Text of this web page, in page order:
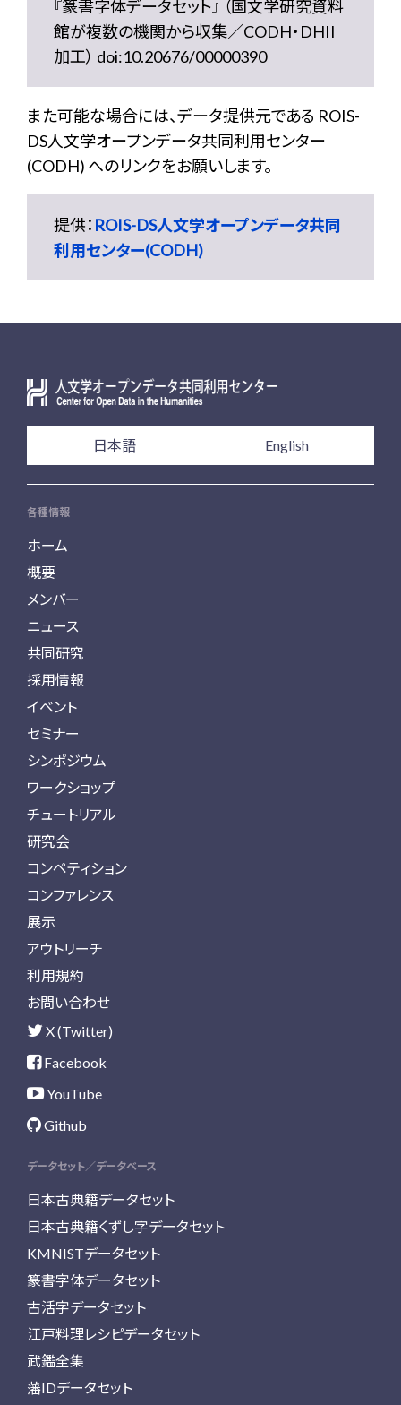
『篆書字体データセット』 （国文学研究資料
館が複数の機関から収集／CODH・DHII
加工） doi:10.20676/00000390
また可能な場合には、データ提供元である ROIS-
DS人文学オープンデータ共同利用センター
(CODH) へのリンクをお願いします。
提供： ROIS-DS人文学オープンデータ共同
利用センター(CODH)
日本語 English
各種情報
ホーム
概要
メンバー
ニュース
共同研究
採用情報
イベント
セミナー
シンポジウム
ワークショップ
チュートリアル
研究会
コンペティション
コンファレンス
展示
アウトリーチ
利用規約
お問い合わせ
X (Twitter)
Facebook
YouTube
Github
データセット／データベース
日本古典籍データセット
日本古典籍くずし字データセット
KMNISTデータセット
篆書字体データセット
古活字データセット
江戸料理レシピデータセット
武鑑全集
藩IDデータセット